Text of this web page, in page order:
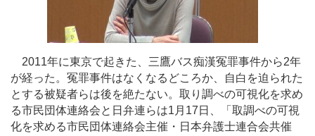
2011年に東京で起きた、三鷹バス痴漢冤罪事件から2年
が経った。冤罪事件はなくなるどころか、自白を迫られた
とする被疑者らは後を絶たない。取り調べの可視化を求め
る市民団体連絡会と日弁連らは1月17日、「取調べの可視
化を求める市民団体連絡会主催・日本弁護士連合会共催